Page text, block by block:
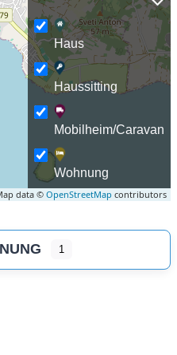
data ©OpenStreetMap contributors
Haus
Haussitting
Mobilheim/Caravan
Wohnung
1